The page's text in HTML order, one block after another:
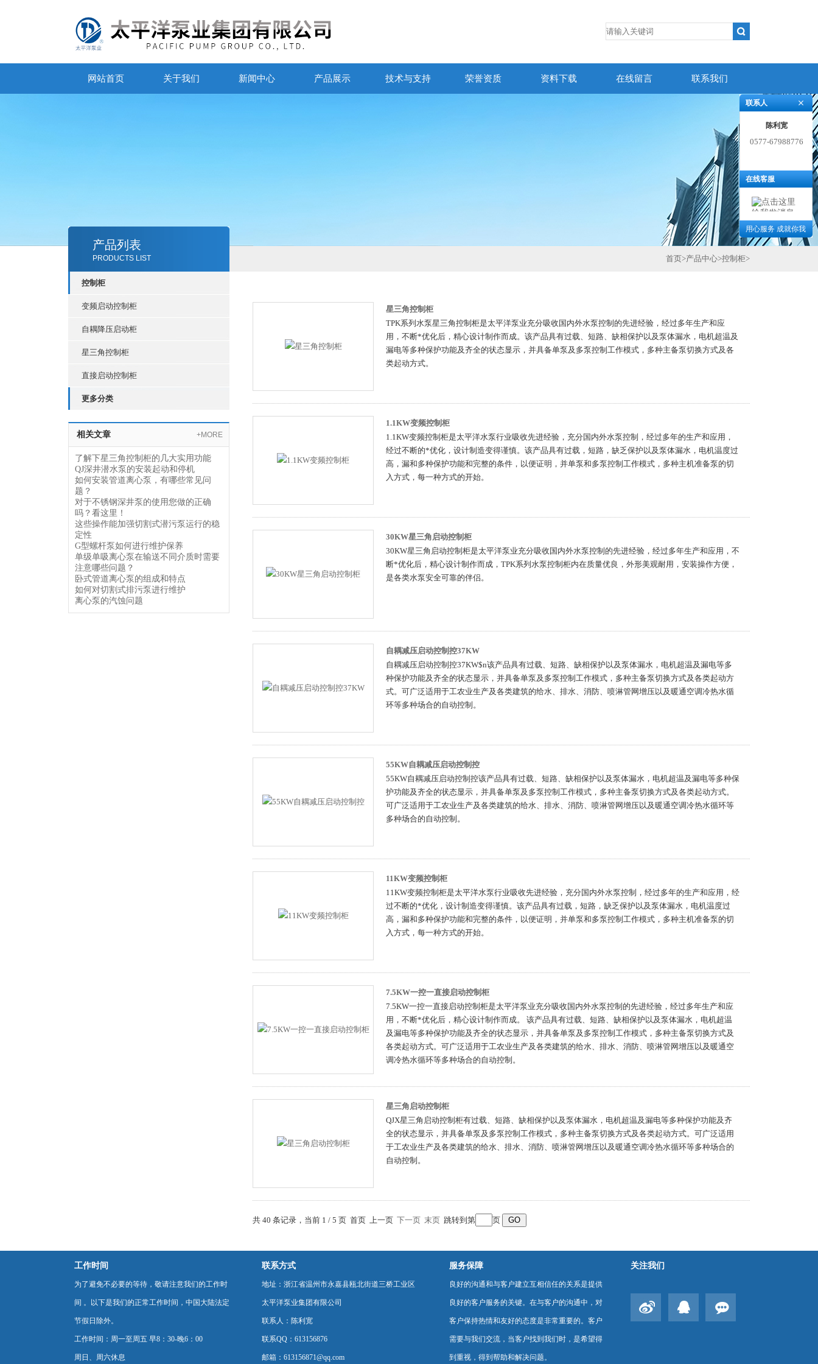
网站首页 关于我们 新闻中心 产品展示 技术与支持 荣誉资质 资料下载 在线留言 联系我们
产品列表
PRODUCTS LIST
控制柜
变频启动控制柜
自耦降压启动柜
星三角控制柜
直接启动控制柜
更多分类
相关文章 +MORE
了解下星三角控制柜的几大实用功能
QJ深井潜水泵的安装起动和停机
如何安装管道离心泵，有哪些常见问
题？
对于不锈钢深井泵的使用您做的正确
吗？看这里！
这些操作能加强切割式潜污泵运行的稳
定性
G型螺杆泵如何进行维护保养
单级单吸离心泵在输送不同介质时需要
注意哪些问题？
卧式管道离心泵的组成和特点
如何对切割式排污泵进行维护
离心泵的汽蚀问题
首页>产品中心>控制柜>
星三角控制柜
TPK系列水泵星三角控制柜是太平洋泵业充分吸收国内外水泵控制的先进经验，经过多年生产和应
用，不断*优化后，精心设计制作而成。该产品具有过载、短路、缺相保护以及泵体漏水，电机超温及
漏电等多种保护功能及齐全的状态显示，并具备单泵及多泵控制工作模式，多种主备泵切换方式及各
类起动方式。
1.1KW变频控制柜
1.1KW变频控制柜是太平洋水泵行业吸收先进经验，充分国内外水泵控制，经过多年的生产和应用，
经过不断的*优化，设计制造变得谨慎。该产品具有过载，短路，缺乏保护以及泵体漏水，电机温度过
高，漏和多种保护功能和完整的条件，以便证明，并单泵和多泵控制工作模式，多种主机准备泵的切
入方式，每一种方式的开始。
30KW星三角启动控制柜
30KW星三角启动控制柜是太平洋泵业充分吸收国内外水泵控制的先进经验，经过多年生产和应用，不
断*优化后，精心设计制作而成，TPK系列水泵控制柜内在质量优良，外形美观耐用，安装操作方便，
是各类水泵安全可靠的伴侣。
自耦减压启动控制控37KW
自耦减压启动控制控37KW$n该产品具有过载、短路、缺相保护以及泵体漏水，电机超温及漏电等多
种保护功能及齐全的状态显示，并具备单泵及多泵控制工作模式，多种主备泵切换方式及各类起动方
式。可广泛适用于工农业生产及各类建筑的给水、排水、消防、喷淋管网增压以及暖通空调冷热水循
环等多种场合的自动控制。
55KW自耦减压启动控制控
55KW自耦减压启动控制控该产品具有过载、短路、缺相保护以及泵体漏水，电机超温及漏电等多种保
护功能及齐全的状态显示，并具备单泵及多泵控制工作模式，多种主备泵切换方式及各类起动方式。
可广泛适用于工农业生产及各类建筑的给水、排水、消防、喷淋管网增压以及暖通空调冷热水循环等
多种场合的自动控制。
11KW变频控制柜
11KW变频控制柜是太平洋水泵行业吸收先进经验，充分国内外水泵控制，经过多年的生产和应用，经
过不断的*优化，设计制造变得谨慎。该产品具有过载，短路，缺乏保护以及泵体漏水，电机温度过
高，漏和多种保护功能和完整的条件，以便证明，并单泵和多泵控制工作模式，多种主机准备泵的切
入方式，每一种方式的开始。
7.5KW一控一直接启动控制柜
7.5KW一控一直接启动控制柜是太平洋泵业充分吸收国内外水泵控制的先进经验，经过多年生产和应
用，不断*优化后，精心设计制作而成。 该产品具有过载、短路、缺相保护以及泵体漏水，电机超温
及漏电等多种保护功能及齐全的状态显示，并具备单泵及多泵控制工作模式，多种主备泵切换方式及
各类起动方式。可广泛适用于工农业生产及各类建筑的给水、排水、消防、喷淋管网增压以及暖通空
调冷热水循环等多种场合的自动控制。
星三角启动控制柜
QJX星三角启动控制柜有过载、短路、缺相保护以及泵体漏水，电机超温及漏电等多种保护功能及齐
全的状态显示，并具备单泵及多泵控制工作模式，多种主备泵切换方式及各类起动方式。可广泛适用
于工农业生产及各类建筑的给水、排水、消防、喷淋管网增压以及暖通空调冷热水循环等多种场合的
自动控制。
共 40 条记录，当前 1 / 5 页 首页 上一页 下一页 末页 跳转到第 页
工作时间
为了避免不必要的等待，敬请注意我们的工作时
间 。以下是我们的正常工作时间，中国大陆法定
节假日除外。
工作时间：周一至周五 早8：30-晚6：00
周日、周六休息
联系方式
地址：浙江省温州市永嘉县瓯北街道三桥工业区
太平洋泵业集团有限公司
联系人：陈利宽
联系QQ：613156876
邮箱：613156871@qq.com
服务保障
良好的沟通和与客户建立互相信任的关系是提供
良好的客户服务的关键。在与客户的沟通中，对
客户保持热情和友好的态度是非常重要的。客户
需要与我们交流，当客户找到我们时，是希望得
到重视，得到帮助和解决问题。
关注我们
联系人
陈利宽
0577-67988776
在线客服
用心服务 成就你我